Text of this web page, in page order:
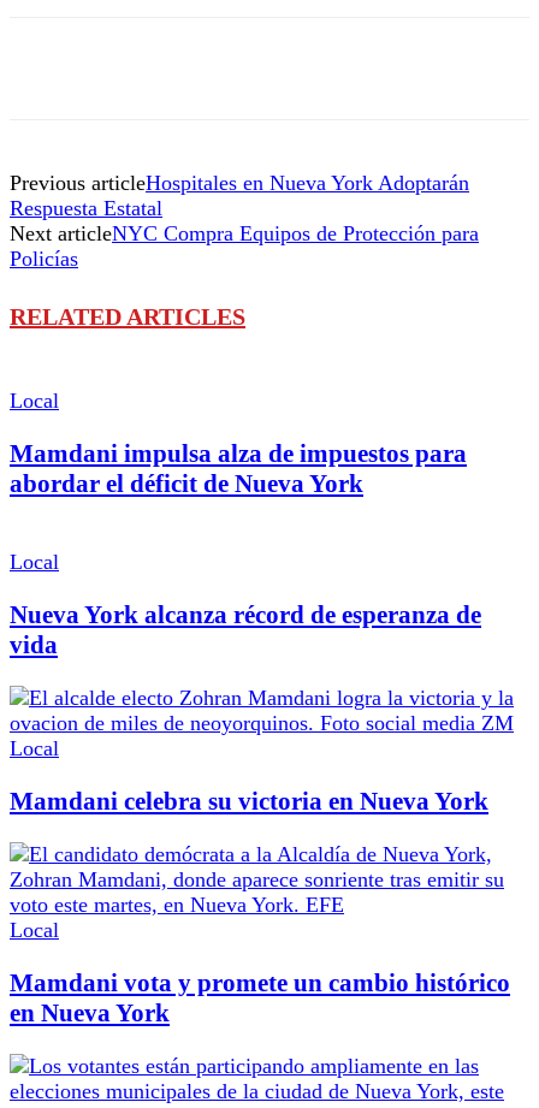
Previous articleHospitales en Nueva York Adoptarán
Respuesta Estatal
Next articleNYC Compra Equipos de Protección para
Policías
RELATED ARTICLES
Local
Mamdani impulsa alza de impuestos para
abordar el déficit de Nueva York
Local
Nueva York alcanza récord de esperanza de
vida
Local
Mamdani celebra su victoria en Nueva York
Local
Mamdani vota y promete un cambio histórico
en Nueva York